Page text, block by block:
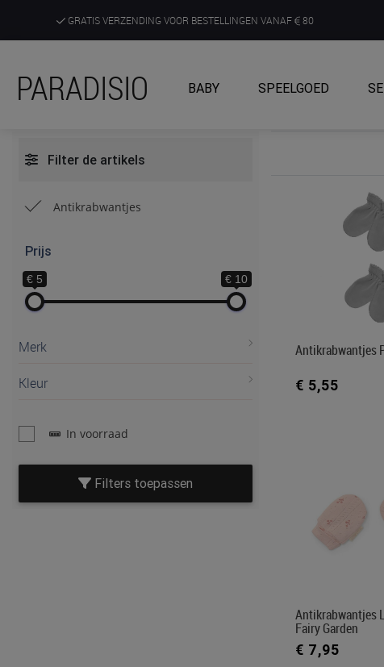
GRATIS VERZENDING VOOR BESTELLINGEN VANAF 80
ONTDEK, BELEEF EN KRIJG ADVIES IN ONZE WINKELS
PARADISIO BABY SPEELGOED
Filter de artikels
Antikrabwantjes
Prijs
€ 5 € 10
Merk
Kleur
In voorraad
Filters toepassen
Antikrabwantjes
€ 5,55
Antikrabwantjes
Fairy Garden
€ 7,95